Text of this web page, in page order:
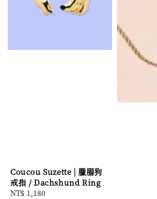
Coucou Suzette | 臘腸狗
戒指 / Dachshund Ring
Regular
NT$ 1,180